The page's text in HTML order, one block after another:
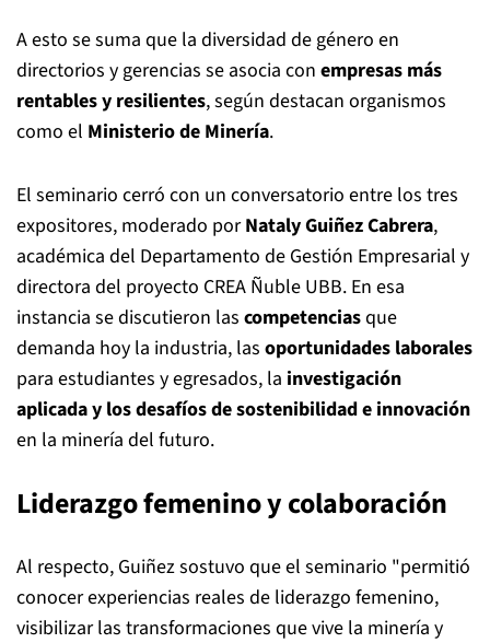
A esto se suma que la diversidad de género en
directorios y gerencias se asocia con empresas más
rentables y resilientes, según destacan organismos
como el Ministerio de Minería.
El seminario cerró con un conversatorio entre los tres
expositores, moderado porNataly Guiñez Cabrera,
académica del Departamento de Gestión Empresarial y
directora del proyecto CREA Ñuble UBB. En esa
instancia se discutieron las competenciasque
demanda hoy la industria, las oportunidades laborales
para estudiantes y egresados, la investigación
aplicada y los desafíos de sostenibilidad e innovación
en la minería del futuro.
Liderazgo femenino y colaboración
Al respecto, Guiñez sostuvo que el seminario "permitió
conocer experiencias reales de liderazgo femenino,
visibilizar las transformaciones que vive la minería y